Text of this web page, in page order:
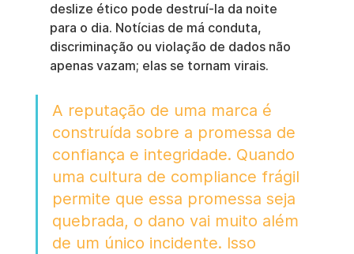
deslize ético pode destruí-la da noite
para o dia. Notícias de má conduta,
discriminação ou violação de dados não
apenas vazam; elas se tornam virais.
A reputação de uma marca é
construída sobre a promessa de
confiança e integridade. Quando
uma cultura de compliance frágil
permite que essa promessa seja
quebrada, o dano vai muito além
de um único incidente. Isso